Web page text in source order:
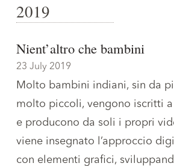
2019
Nient’altro che bambini
23 July 2019
Molto bambini indiani, sin da
molto piccoli, vengono iscritti a
e producono da soli i propri
viene insegnato l’approccio
con elementi grafici,